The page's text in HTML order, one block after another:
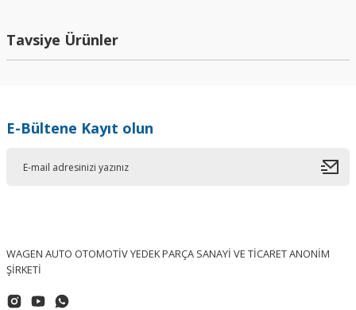
Tavsiye Ürünler
E-Bültene Kayıt olun
WAGEN AUTO OTOMOTİV YEDEK PARÇA SANAYİ VE TİCARET ANONİM
ŞİRKETİ